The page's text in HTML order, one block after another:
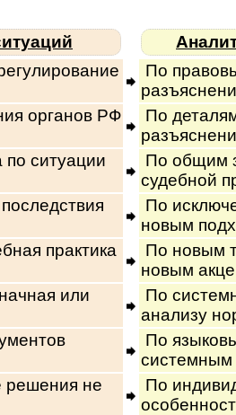
По
органов РФ
По
по ситуации
По общим
судебной
По
новым
практика
По новым
новым
или
По
анализу
По
системным
решения не
По